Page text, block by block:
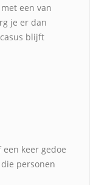
een van
je er dan
blijft
keer gedoe
personen